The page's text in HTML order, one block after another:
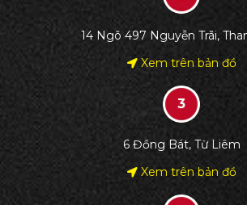
14 Ngõ 497 Nguyễn Trãi,
Xem trên bản đồ
6 Đồng Bát, Từ Liêm
Xem trên bản đồ